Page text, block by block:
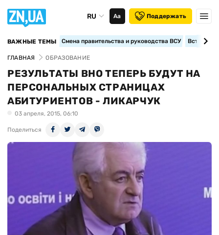
RU Аа Поддержать
ВАЖНЫЕ ТЕМЫ Смена правительства и руководства ВСУ
ГЛАВНАЯ ОБРАЗОВАНИЕ
РЕЗУЛЬТАТЫ ВНО ТЕПЕРЬ БУДУТ НА
ПЕРСОНАЛЬНЫХ СТРАНИЦАХ
АБИТУРИЕНТОВ - ЛИКАРЧУК
03 апреля, 2015, 06:10
Поделиться